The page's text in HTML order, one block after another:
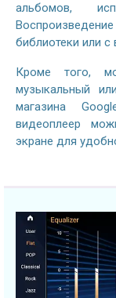
альбомов,
библиотеки или с
Кроме того,
музыкальный
магазина
видеоплеер
экране для